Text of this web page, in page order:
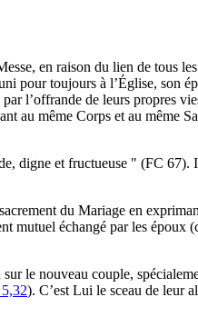
en raison du lien de tous
pour toujours à l’Église, son
l’offrande de leurs propres
au même Corps et au même
digne et fructueuse " (FC 67).
du Mariage en
mutuel échangé par les époux
le nouveau couple,
). C’est Lui le sceau de leur